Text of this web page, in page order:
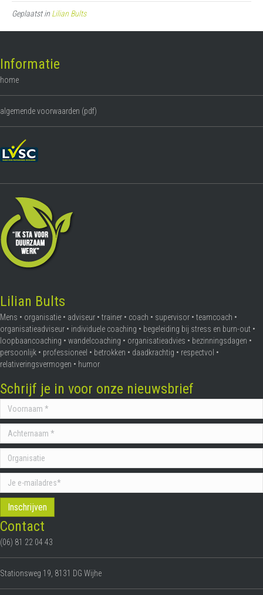
Geplaatst in Lilian Bults
Informatie
home
algemende voorwaarden (pdf)
Lilian Bults
Mens • organisatie • adviseur • trainer • coach • supervisor • teamcoach •
organisatieadviseur • individuele coaching • begeleiding bij stress en burn-out •
loopbaancoaching • wandelcoaching • organisatieadvies • bezinningsdagen •
persoonlijk • professioneel • betrokken • daadkrachtig • respectvol •
relativeringsvermogen • humor
Schrijf je in voor onze nieuwsbrief
Contact
(06) 81 22 04 43
Stationsweg 19, 8131 DG Wijhe